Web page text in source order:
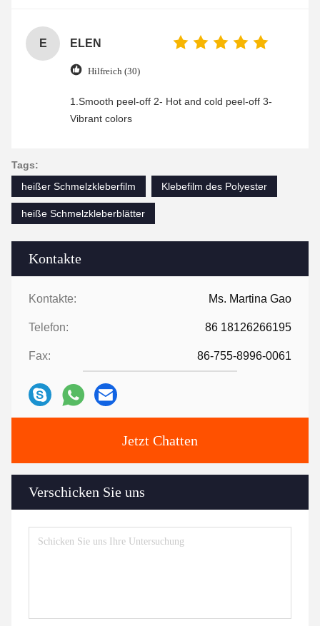
Kontakte
Kontakte: Ms. Martina Gao
Telefon: 86 18126266195
Fax: 86-755-8996-0061
Jetzt Chatten
Verschicken Sie uns
E ELEN
Hilfreich (30)
1.Smooth peel-off 2- Hot and cold peel-off 3-
Vibrant colors
Tags:
heißer Schmelzkleberfilm
Klebefilm des Polyester
heiße Schmelzkleberblätter